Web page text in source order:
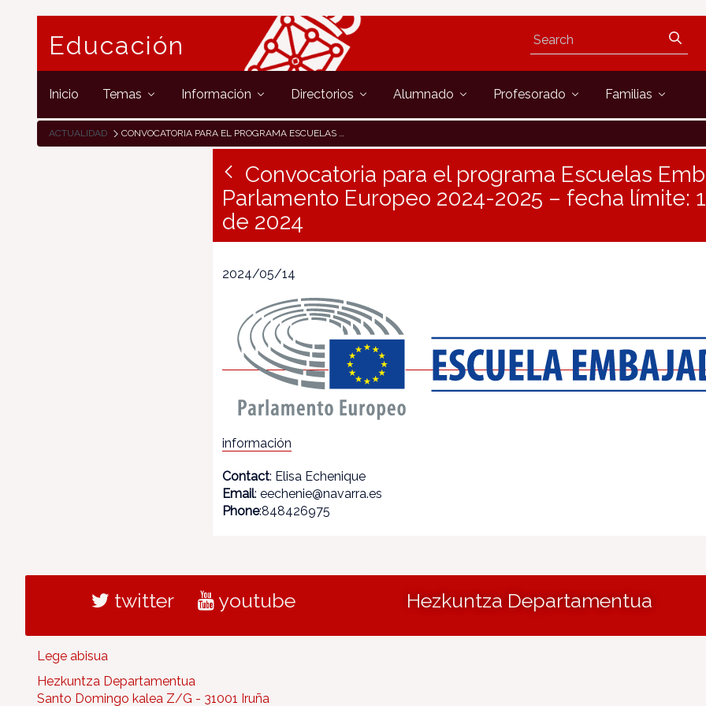
Educación
Inicio Temas Información Directorios Alumnado Profesorado Familias
ACTUALIDAD CONVOCATORIA PARA EL PROGRAMA ESCUELAS EMBAJADORAS DEL PARLAMENTO EUROPEO 2024-2025 – FECHA LÍMITE: 16 DE MAYO DE 2024
Convocatoria para el programa Escuelas
Parlamento Europeo 2024-2025 – fecha límite:
de 2024
2024/05/14
información
Contact: Elisa Echenique
Email: eechenie@navarra.es
Phone:848426975
twitter youtube Hezkuntza Departamentua
Lege abisua
Hezkuntza Departamentua
Santo Domingo kalea Z/G - 31001 Iruña